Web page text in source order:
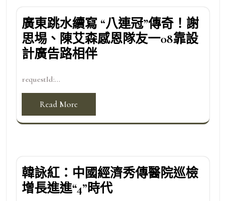
廣東跳水續寫 “八連冠”傳奇！謝
思埸、陳艾森感恩隊友一08靠設
計廣告路相伴
requestId:...
Read More
韓詠紅：中國經濟秀傳醫院巡檢
增長進進“4”時代